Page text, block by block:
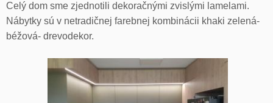
Celý dom sme zjednotili dekoračnými zvislými lamelami.
Nábytky sú v netradičnej farebnej kombinácii khaki zelená-
béžová- drevodekor.